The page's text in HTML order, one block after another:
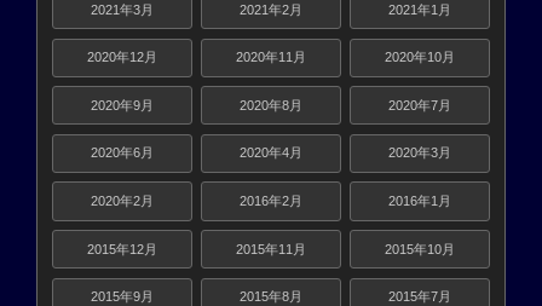
2021年3月 2021年2月 2021年1月
2020年12月 2020年11月 2020年10月
2020年9月 2020年8月 2020年7月
2020年6月 2020年4月 2020年3月
2020年2月 2016年2月 2016年1月
2015年12月 2015年11月 2015年10月
2015年9月 2015年8月 2015年7月